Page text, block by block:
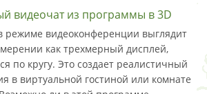
видеочат из программы в 3D
режиме видеоконференции выглядит
как трехмерный дисплей,
по кругу. Это создает реалистичный
в виртуальной гостиной или комнате